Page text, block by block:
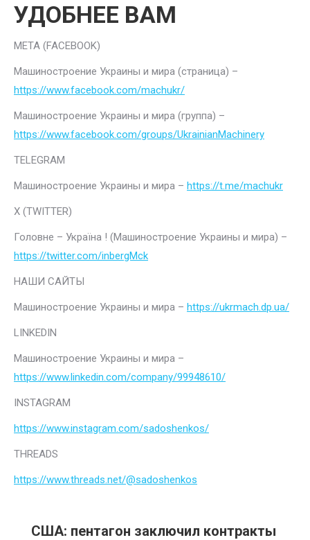
УДОБНЕЕ ВАМ
META (FACEBOOK)
Машиностроение Украины и мира (страница) –
https://www.facebook.com/machukr/
Машиностроение Украины и мира (группа) –
https://www.facebook.com/groups/UkrainianMachinery
TELEGRAM
Машиностроение Украины и мира – https://t.me/machukr
Х (TWITTER)
Головне – Україна ! (Машиностроение Украины и мира) –
https://twitter.com/inbergMck
НАШИ САЙТЫ
Машиностроение Украины и мира – https://ukrmach.dp.ua/
LINKEDIN
Машиностроение Украины и мира –
https://www.linkedin.com/company/99948610/
INSTAGRAM
https://www.instagram.com/sadoshenkos/
THREADS
https://www.threads.net/@sadoshenkos
США: пентагон заключил контракты